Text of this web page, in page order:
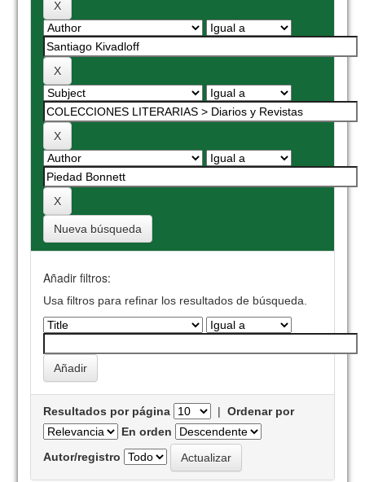
Nueva búsqueda
Añadir filtros:
Usa filtros para refinar los resultados de búsqueda.
Resultados por página |Ordenar por
En orden
Autor/registro